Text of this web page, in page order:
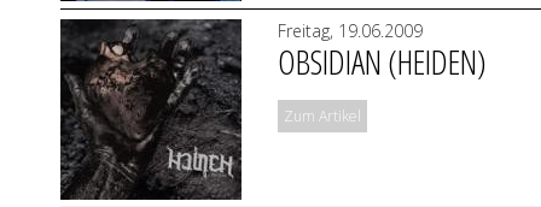
Freitag, 19.06.2009
OBSIDIAN (HEIDEN)
Zum Artikel